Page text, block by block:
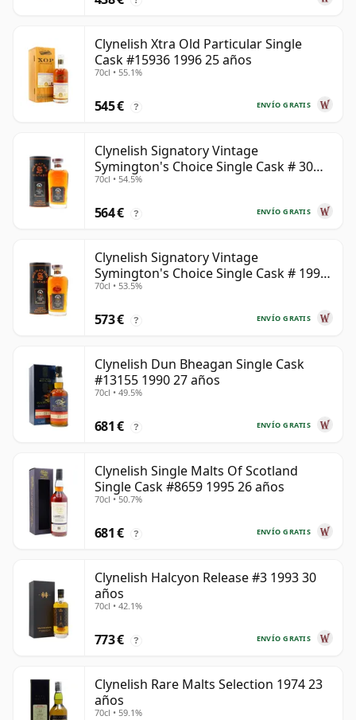
Clynelish Xtra Old Particular Single
Cask #15936 1996 25 años
70cl • 55.1%
ENVÍO GRATIS
545 € ?
Clynelish Signatory Vintage
Symington's Choice Single Cask # 30
años
70cl • 54.5%
ENVÍO GRATIS
564 € ?
Clynelish Signatory Vintage
Symington's Choice Single Cask # 1995
28 años
70cl • 53.5%
ENVÍO GRATIS
573 € ?
Clynelish Dun Bheagan Single Cask
#13155 1990 27 años
70cl • 49.5%
ENVÍO GRATIS
681 € ?
Clynelish Single Malts Of Scotland
Single Cask #8659 1995 26 años
70cl • 50.7%
ENVÍO GRATIS
681 € ?
Clynelish Halcyon Release #3 1993 30
años
70cl • 42.1%
ENVÍO GRATIS
773 € ?
Clynelish Rare Malts Selection 1974 23
años
70cl • 59.1%